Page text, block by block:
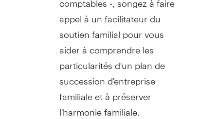
appel à un facilitateur du
soutien familial pour vous
aider à comprendre les
particularités d'un plan de
succession d'entreprise
familiale et à préserver
l'harmonie familiale.